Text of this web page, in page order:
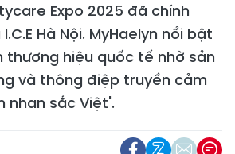
Expo 2025 đã chính
Hà Nội. MyHaelyn nổi bật
thương hiệu quốc tế nhờ sản
và thông điệp truyền cảm
nhan sắc Việt'.